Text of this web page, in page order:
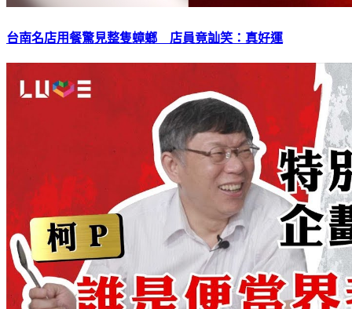
台南名店用餐驚見整隻蟑螂 店員竟訕笑：真好運